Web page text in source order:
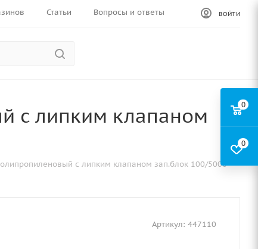
Статьи Вопросы и ответы ВОЙТИ
с липким клапаном
с липким клапаном зап.блок 100/5000
Артикул: 447110
0
0